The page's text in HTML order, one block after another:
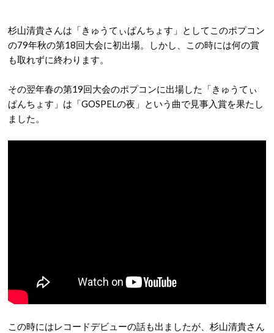
杉山清貴さんは「きゅうてぃぱんちょす」としてこのポプコン
の79年秋の第18回大会に初出場。しかし、この時には何の賞
も取れずに終わります。
その翌年春の第19回大会のポプコンに出場した「きゅうてぃ
ぱんちょす」は「GOSPELの夜」という曲で見事入賞を果たし
ました。
この時にはレコードデビューの話も出ましたが、杉山清貴さん